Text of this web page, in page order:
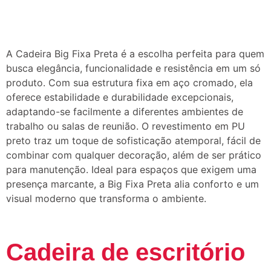
A Cadeira Big Fixa Preta é a escolha perfeita para quem
busca elegância, funcionalidade e resistência em um só
produto. Com sua estrutura fixa em aço cromado, ela
oferece estabilidade e durabilidade excepcionais,
adaptando-se facilmente a diferentes ambientes de
trabalho ou salas de reunião. O revestimento em PU
preto traz um toque de sofisticação atemporal, fácil de
combinar com qualquer decoração, além de ser prático
para manutenção. Ideal para espaços que exigem uma
presença marcante, a Big Fixa Preta alia conforto e um
visual moderno que transforma o ambiente.
Cadeira de escritório